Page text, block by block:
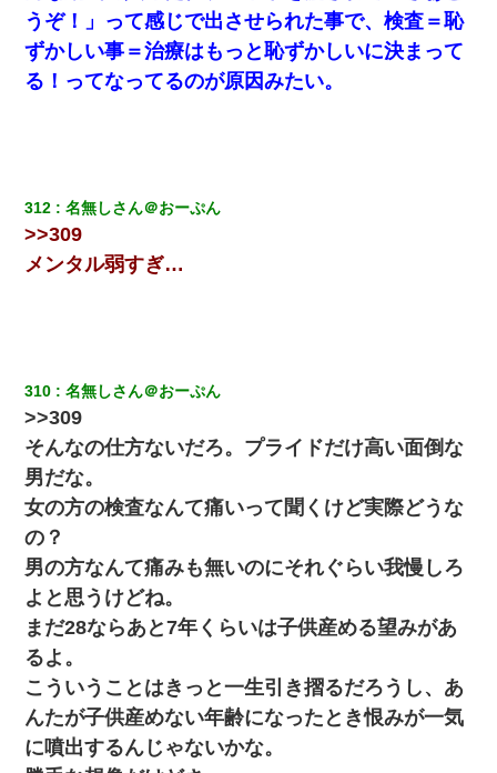
うぞ！」って感じで出させられた事で、検査＝恥
ずかしい事＝治療はもっと恥ずかしいに決まって
る！ってなってるのが原因みたい。
312 名無しさん＠おーぷん
>>309
メンタル弱すぎ…
310 名無しさん＠おーぷん
>>309
そんなの仕方ないだろ。プライドだけ高い面倒な
男だな。
女の方の検査なんて痛いって聞くけど実際どうな
の？
男の方なんて痛みも無いのにそれぐらい我慢しろ
よと思うけどね。
まだ28ならあと7年くらいは子供産める望みがあ
るよ。
こういうことはきっと一生引き摺るだろうし、あ
んたが子供産めない年齢になったとき恨みが一気
に噴出するんじゃないかな。